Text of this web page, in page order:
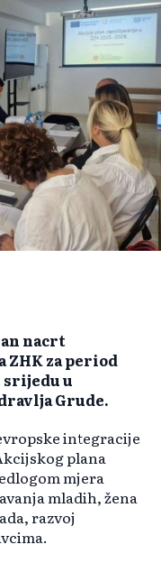
nacrt
ZHK za period
srijedu u
Grude.
integracije
plana
mjera
mladih, žena
razvoj